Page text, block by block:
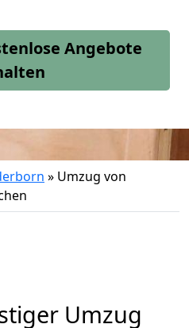
Angebote
» Umzug von
Umzug